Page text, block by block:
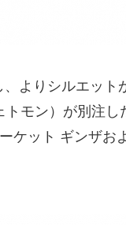
よりシルエッ
モン）が別注
ケット ギンザお